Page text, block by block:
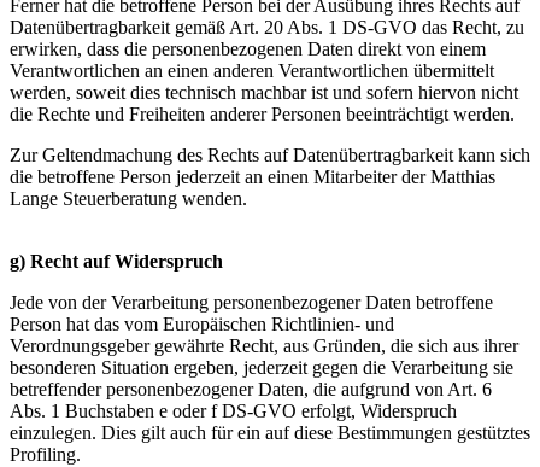
Ferner hat die betroffene Person bei der Ausübung ihres Rechts auf
Datenübertragbarkeit gemäß Art. 20 Abs. 1 DS-GVO das Recht, zu
erwirken, dass die personenbezogenen Daten direkt von einem
Verantwortlichen an einen anderen Verantwortlichen übermittelt
werden, soweit dies technisch machbar ist und sofern hiervon nicht
die Rechte und Freiheiten anderer Personen beeinträchtigt werden.
Zur Geltendmachung des Rechts auf Datenübertragbarkeit kann sich
die betroffene Person jederzeit an einen Mitarbeiter der Matthias
Lange Steuerberatung wenden.
g) Recht auf Widerspruch
Jede von der Verarbeitung personenbezogener Daten betroffene
Person hat das vom Europäischen Richtlinien- und
Verordnungsgeber gewährte Recht, aus Gründen, die sich aus ihrer
besonderen Situation ergeben, jederzeit gegen die Verarbeitung sie
betreffender personenbezogener Daten, die aufgrund von Art. 6
Abs. 1 Buchstaben e oder f DS-GVO erfolgt, Widerspruch
einzulegen. Dies gilt auch für ein auf diese Bestimmungen gestütztes
Profiling.